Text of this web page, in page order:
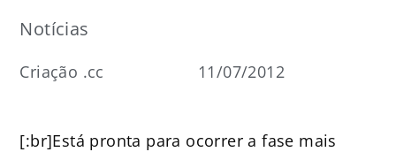
Notícias
Criação .cc 11/07/2012
[:br]Está pronta para ocorrer a fase mais